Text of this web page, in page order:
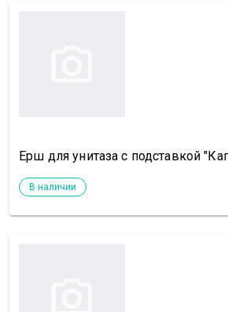
Ерш для унитаза с подставкой
В наличии